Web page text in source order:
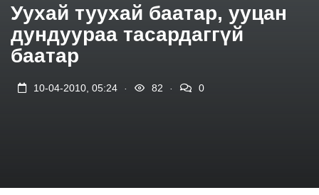
Уухай туухай баатар, ууцан
дундуураа тасардаггүй
баатар
10-04-2010, 05:24 82 0